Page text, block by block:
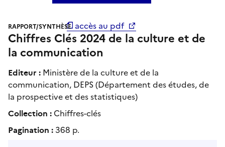
accès au pdf
RAPPORT/SYNTHÈSE
Chiffres Clés 2024 de la culture et de
la communication
Editeur : Ministère de la culture et de la
communication, DEPS (Département des études, de
la prospective et des statistiques)
Collection : Chiffres-clés
Pagination :368 p.